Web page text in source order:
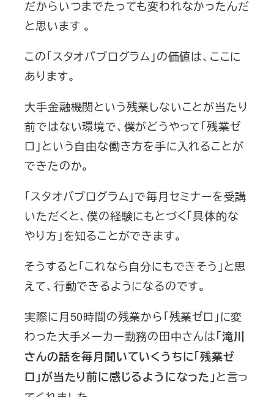
だからいつまでたっても変われなかったんだ
と思います 。
この「スタオバプログラム」の価値は、ここに
あります。
大手金融機関という残業しないことが当たり
前ではない環境で、僕がどうやって「残業ゼ
ロ」という自由な働き方を手に入れることが
できたのか。
「スタオバプログラム」で毎月セミナーを受講
いただくと、僕の経験にもとづく「具体的な
やり方」を知ることができます。
そうすると「これなら自分にもできそう」と思
えて、行動できるようになるのです。
実際に月50時間の残業から「残業ゼロ」に変
わった大手メーカー勤務の田中さんは「滝川
さんの話を毎月聞いていくうちに「残業ゼ
ロ」が当たり前に感じるようになった」と言っ